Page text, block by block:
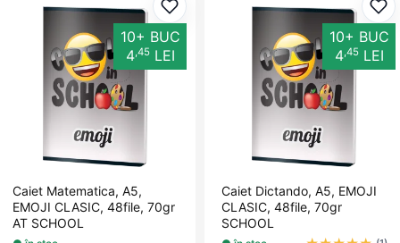
Adaugă la favorite
10+ BUC
4,45LEI
Caiet Matematica, A5,
EMOJI CLASIC, 48file, 70gr
AT SCHOOL
10+ BUC
4,45LEI
Caiet Dictando, A5, EMOJI
CLASIC, 48file, 70gr
SCHOOL